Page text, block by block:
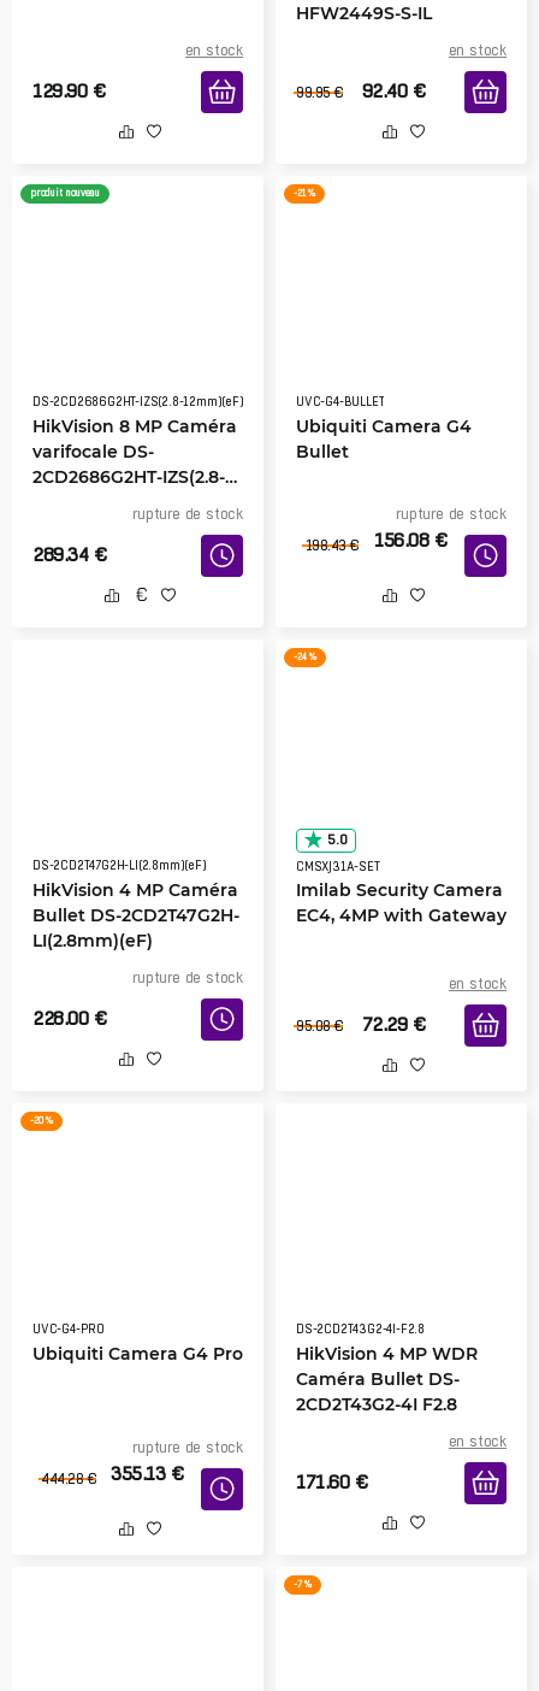
en stock
129.90 €
HFW2449S-S-IL
en stock
99.95 € 92.40 €
produit nouveau
DS-2CD2686G2HT-IZS(2.8-12mm)(eF)
HikVision 8 MP Caméra
varifocale DS-
2CD2686G2HT-IZS(2.8-
rupture de stock
289.34 €
-21 %
UVC-G4-BULLET
Ubiquiti Camera G4
Bullet
rupture de stock
198.43 € 156.08 €
DS-2CD2T47G2H-LI(2.8mm)(eF)
HikVision 4 MP Caméra
Bullet DS-2CD2T47G2H-
LI(2.8mm)(eF)
rupture de stock
228.00 €
-24 %
5.0
CMSXJ31A-SET
Imilab Security Camera
EC4, 4MP with Gateway
en stock
95.08 € 72.29 €
-20 %
UVC-G4-PRO
Ubiquiti Camera G4 Pro
rupture de stock
444.28 € 355.13 €
DS-2CD2T43G2-4I-F2.8
HikVision 4 MP WDR
Caméra Bullet DS-
2CD2T43G2-4I F2.8
en stock
171.60 €
-7 %